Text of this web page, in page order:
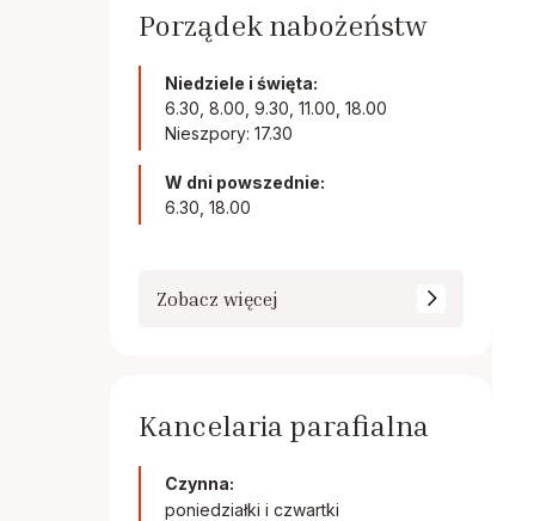
Porządek nabożeństw
Niedziele i święta:
6.30, 8.00, 9.30, 11.00, 18.00
Nieszpory: 17.30
W dni powszednie:
6.30, 18.00
Zobacz więcej
Kancelaria parafialna
Czynna:
poniedziałki i czwartki